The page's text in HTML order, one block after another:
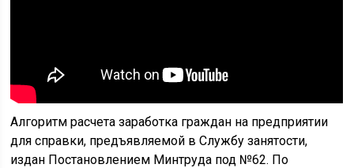
Алгоритм расчета заработка граждан на предприятии
для справки, предъявляемой в Службу занятости,
издан Постановлением Минтруда под №62. По